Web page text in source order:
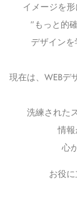
イメージを
”もっと的
デザインを
現在は、WEBデ
洗練された
情
心
お役